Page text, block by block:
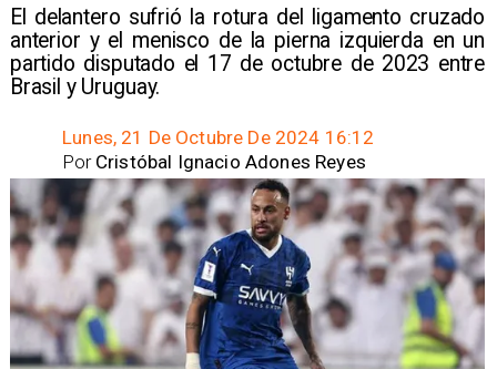
​El delantero sufrió la rotura del ligamento cruzado
anterior y el menisco de la pierna izquierda en un
partido disputado el 17 de octubre de 2023 entre
Brasil y Uruguay.
Lunes, 21 De Octubre De 2024 16:12
Cristóbal Ignacio Adones Reyes
Por